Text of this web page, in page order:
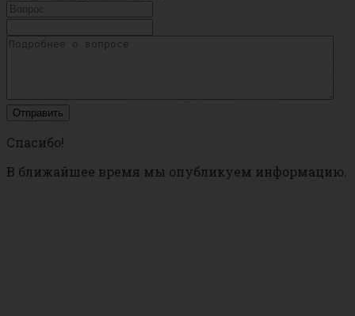
Спасибо!
В ближайшее время мы опубликуем информацию.